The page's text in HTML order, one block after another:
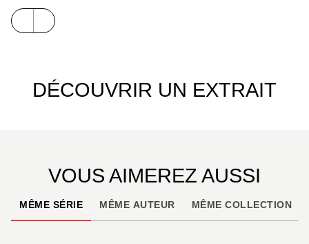
complète, sont ici réunis en intégrale grand format.
DÉCOUVRIR UN EXTRAIT
VOUS AIMEREZ AUSSI
MÊME SÉRIE MÊME AUTEUR MÊME COLLECTION